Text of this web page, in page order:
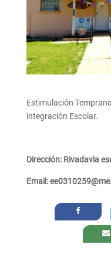
Estimulación
integración Escolar.
Dirección: Rivadavia
Email: